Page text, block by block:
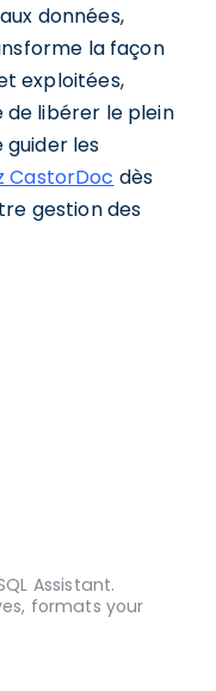
données,
la façon
exploitées,
libérer le plein
les
CastorDoc dès
gestion des
Assistant.
formats your